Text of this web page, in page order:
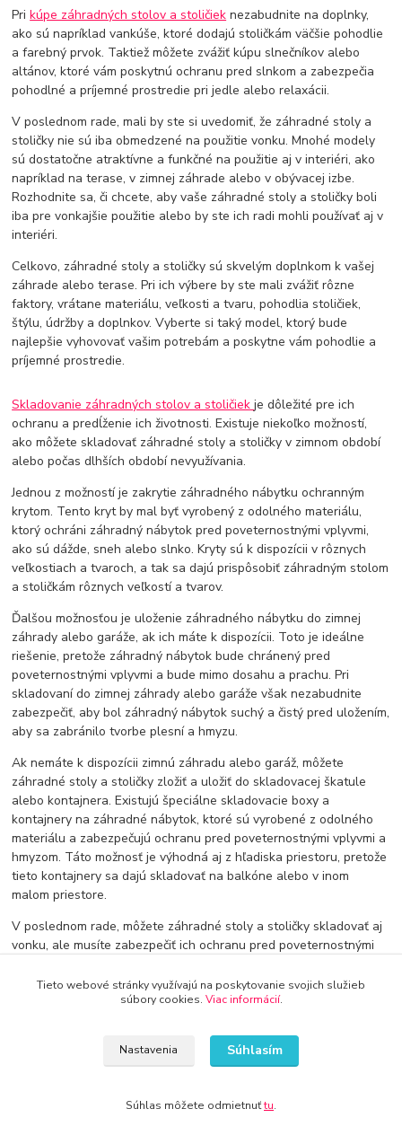
Prikúpe záhradných stolov a stoličiek nezabudnite na doplnky,
ako sú napríklad vankúše, ktoré dodajú stoličkám väčšie pohodlie
a farebný prvok. Taktiež môžete zvážiť kúpu slnečníkov alebo
altánov, ktoré vám poskytnú ochranu pred slnkom a zabezpečia
pohodlné a príjemné prostredie pri jedle alebo relaxácii.
V poslednom rade, mali by ste si uvedomiť, že záhradné stoly a
stoličky nie sú iba obmedzené na použitie vonku. Mnohé modely
sú dostatočne atraktívne a funkčné na použitie aj v interiéri, ako
napríklad na terase, v zimnej záhrade alebo v obývacej izbe.
Rozhodnite sa, či chcete, aby vaše záhradné stoly a stoličky boli
iba pre vonkajšie použitie alebo by ste ich radi mohli používať aj v
interiéri.
Celkovo, záhradné stoly a stoličky sú skvelým doplnkom k vašej
záhrade alebo terase. Pri ich výbere by ste mali zvážiť rôzne
faktory, vrátane materiálu, veľkosti a tvaru, pohodlia stoličiek,
štýlu, údržby a doplnkov. Vyberte si taký model, ktorý bude
najlepšie vyhovovať vašim potrebám a poskytne vám pohodlie a
príjemné prostredie.
Skladovanie záhradných stolov a stoličiekje dôležité pre ich
ochranu a predĺženie ich životnosti. Existuje niekoľko možností,
ako môžete skladovať záhradné stoly a stoličky v zimnom období
alebo počas dlhších období nevyužívania.
Jednou z možností je zakrytie záhradného nábytku ochranným
krytom. Tento kryt by mal byť vyrobený z odolného materiálu,
ktorý ochráni záhradný nábytok pred poveternostnými vplyvmi,
ako sú dážde, sneh alebo slnko. Kryty sú k dispozícii v rôznych
veľkostiach a tvaroch, a tak sa dajú prispôsobiť záhradným stolom
a stoličkám rôznych veľkostí a tvarov.
Ďalšou možnosťou je uloženie záhradného nábytku do zimnej
záhrady alebo garáže, ak ich máte k dispozícii. Toto je ideálne
riešenie, pretože záhradný nábytok bude chránený pred
poveternostnými vplyvmi a bude mimo dosahu a prachu. Pri
skladovaní do zimnej záhrady alebo garáže však nezabudnite
zabezpečiť, aby bol záhradný nábytok suchý a čistý pred uložením,
aby sa zabránilo tvorbe plesní a hmyzu.
Ak nemáte k dispozícii zimnú záhradu alebo garáž, môžete
záhradné stoly a stoličky zložiť a uložiť do skladovacej škatule
alebo kontajnera. Existujú špeciálne skladovacie boxy a
kontajnery na záhradné nábytok, ktoré sú vyrobené z odolného
materiálu a zabezpečujú ochranu pred poveternostnými vplyvmi a
hmyzom. Táto možnosť je výhodná aj z hľadiska priestoru, pretože
tieto kontajnery sa dajú skladovať na balkóne alebo v inom
malom priestore.
V poslednom rade, môžete záhradné stoly a stoličky skladovať aj
vonku, ale musíte zabezpečiť ich ochranu pred poveternostnými
krytom a umiestnené na suchom mieste, kde nie sú vystavené
vetru alebo silnému slnku.
Tieto webové stránky využívajú na poskytovanie svojich služieb
súbory cookies. Viac informácií.
Nastavenia Súhlasím
Súhlas môžete odmietnuťtu.